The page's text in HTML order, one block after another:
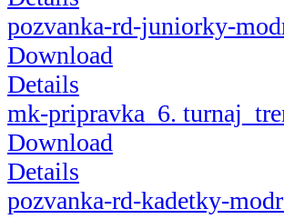
pozvanka-rd-juniorky-
Download
Details
mk-pripravka_6.
Download
Details
pozvanka-rd-kadetky-